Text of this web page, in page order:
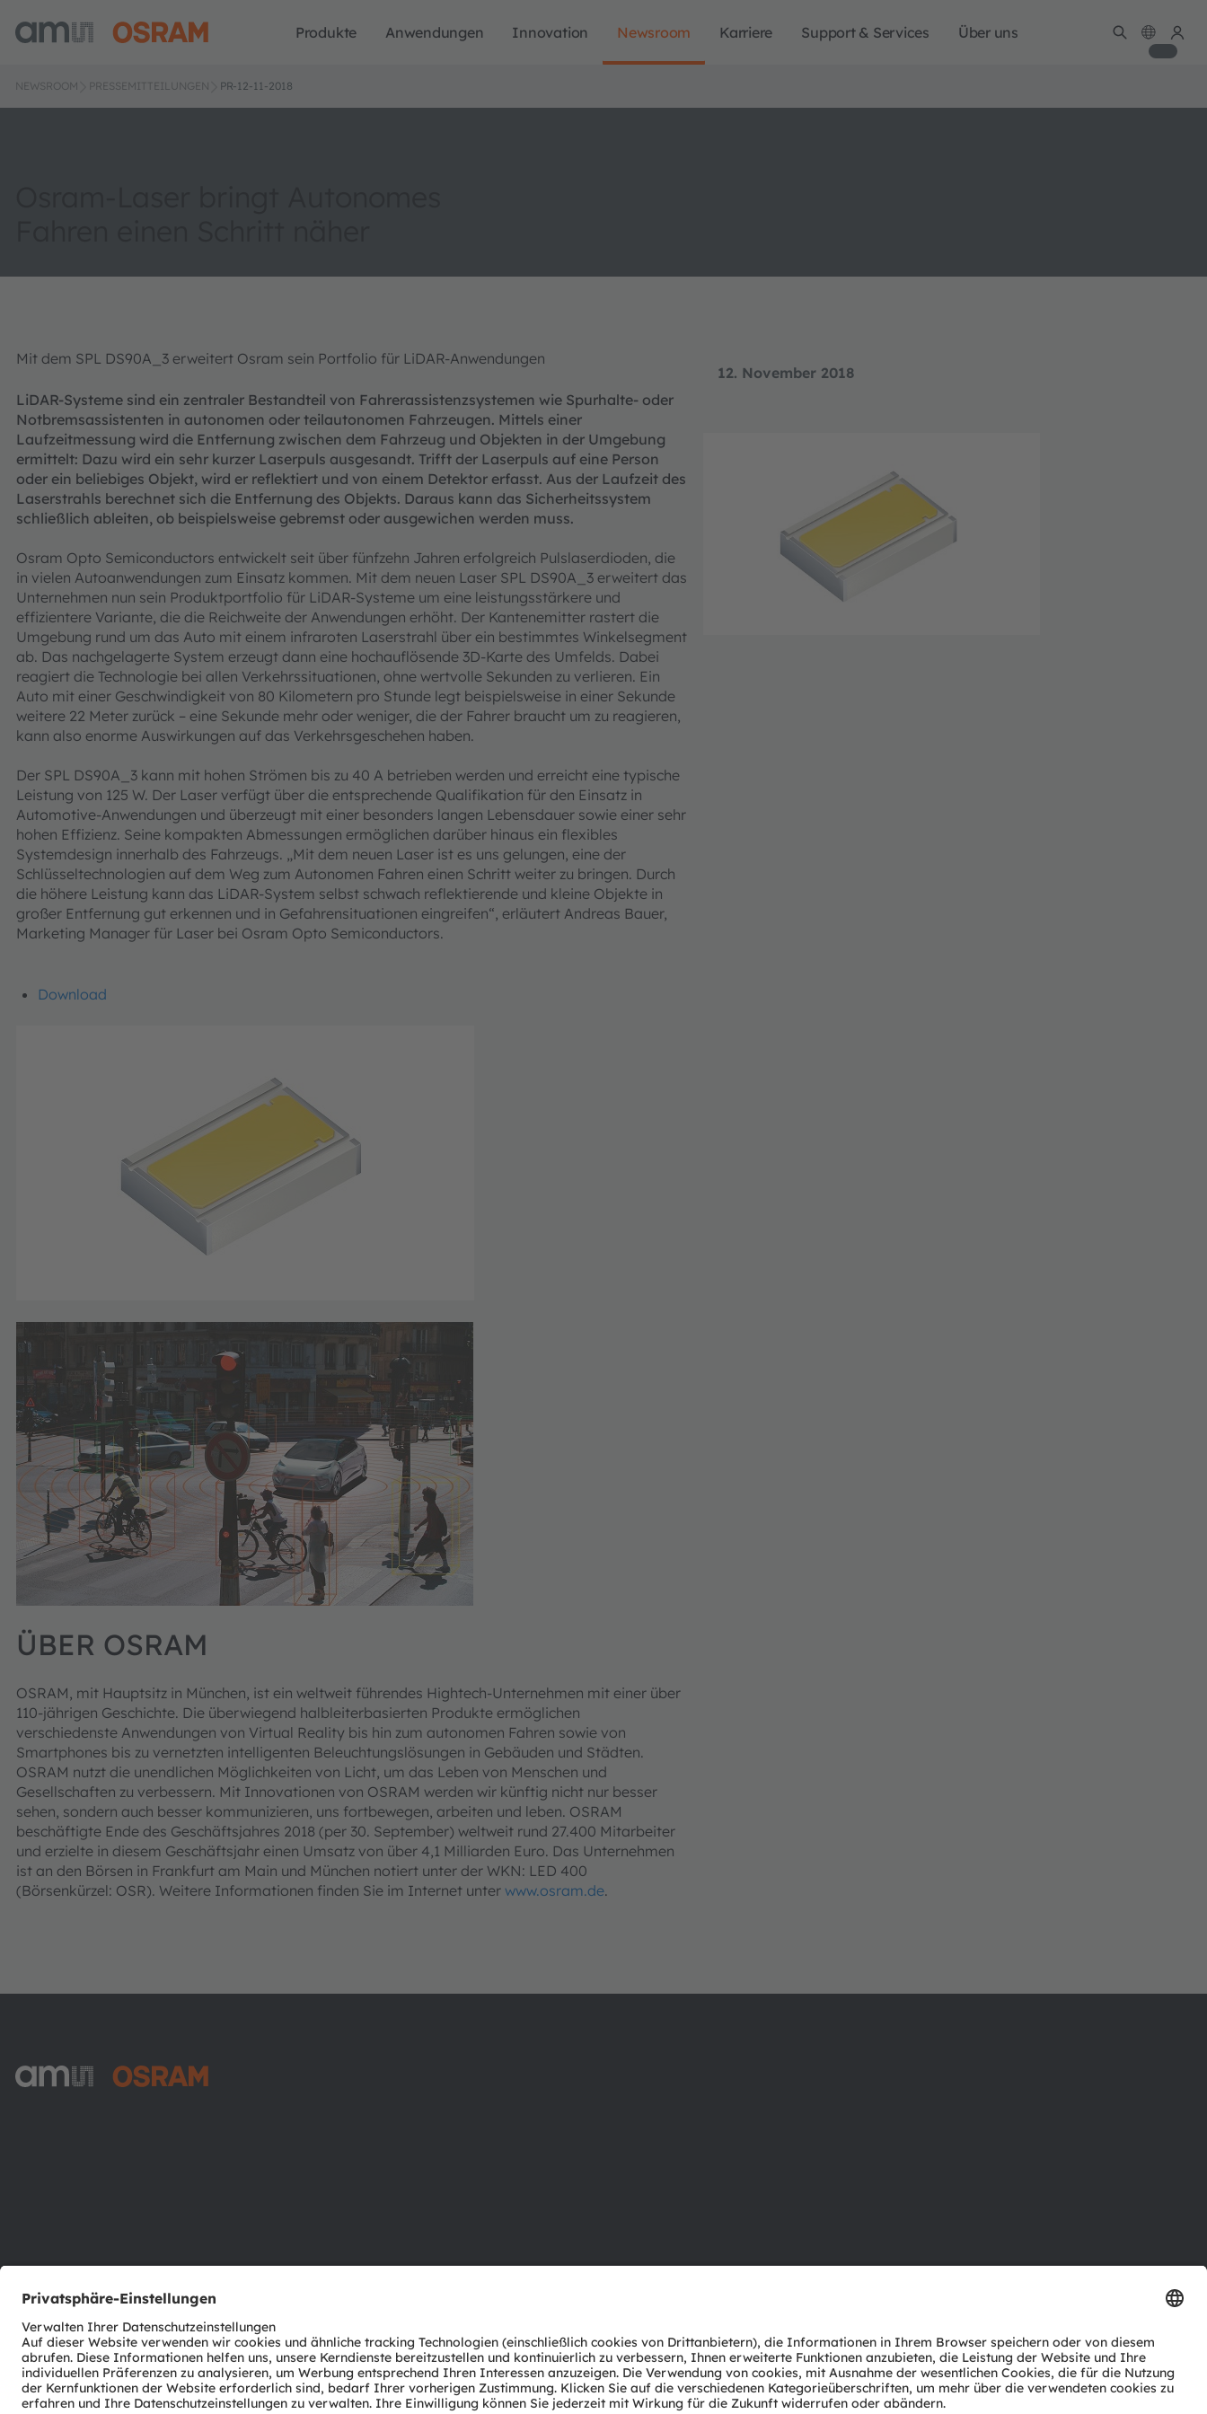
Produkte Anwendungen Innovation Newsroom Karriere Support & Services Über uns
NEWSROOM PRESSEMITTEILUNGEN PR-12-11-2018
12. November 2018
Mit dem SPL DS90A_3 erweitert Osram sein Portfolio für LiDAR-Anwendungen
LiDAR-Systeme sind ein zentraler Bestandteil von Fahrerassistenzsystemen wie Spurhalte- oder
Notbremsassistenten in autonomen oder teilautonomen Fahrzeugen. Mittels einer
Laufzeitmessung wird die Entfernung zwischen dem Fahrzeug und Objekten in der Umgebung
ermittelt: Dazu wird ein sehr kurzer Laserpuls ausgesandt. Trifft der Laserpuls auf eine Person
oder ein beliebiges Objekt, wird er reflektiert und von einem Detektor erfasst. Aus der Laufzeit des
Laserstrahls berechnet sich die Entfernung des Objekts. Daraus kann das Sicherheitssystem
schließlich ableiten, ob beispielsweise gebremst oder ausgewichen werden muss.
Osram Opto Semiconductors entwickelt seit über fünfzehn Jahren erfolgreich Pulslaserdioden, die
in vielen Autoanwendungen zum Einsatz kommen. Mit dem neuen Laser SPL DS90A_3 erweitert das
Unternehmen nun sein Produktportfolio für LiDAR-Systeme um eine leistungsstärkere und
effizientere Variante, die die Reichweite der Anwendungen erhöht. Der Kantenemitter rastert die
Umgebung rund um das Auto mit einem infraroten Laserstrahl über ein bestimmtes Winkelsegment
ab. Das nachgelagerte System erzeugt dann eine hochauflösende 3D-Karte des Umfelds. Dabei
reagiert die Technologie bei allen Verkehrssituationen, ohne wertvolle Sekunden zu verlieren. Ein
Auto mit einer Geschwindigkeit von 80 Kilometern pro Stunde legt beispielsweise in einer Sekunde
weitere 22 Meter zurück – eine Sekunde mehr oder weniger, die der Fahrer braucht um zu reagieren,
kann also enorme Auswirkungen auf das Verkehrsgeschehen haben.
Der SPL DS90A_3 kann mit hohen Strömen bis zu 40 A betrieben werden und erreicht eine typische
Leistung von 125 W. Der Laser verfügt über die entsprechende Qualifikation für den Einsatz in
Automotive-Anwendungen und überzeugt mit einer besonders langen Lebensdauer sowie einer sehr
hohen Effizienz. Seine kompakten Abmessungen ermöglichen darüber hinaus ein flexibles
Systemdesign innerhalb des Fahrzeugs. „Mit dem neuen Laser ist es uns gelungen, eine der
Schlüsseltechnologien auf dem Weg zum Autonomen Fahren einen Schritt weiter zu bringen. Durch
die höhere Leistung kann das LiDAR-System selbst schwach reflektierende und kleine Objekte in
großer Entfernung gut erkennen und in Gefahrensituationen eingreifen“, erläutert Andreas Bauer,
Marketing Manager für Laser bei Osram Opto Semiconductors.
Download
ÜBER OSRAM
OSRAM, mit Hauptsitz in München, ist ein weltweit führendes Hightech-Unternehmen mit einer über
110-jährigen Geschichte. Die überwiegend halbleiterbasierten Produkte ermöglichen
verschiedenste Anwendungen von Virtual Reality bis hin zum autonomen Fahren sowie von
Smartphones bis zu vernetzten intelligenten Beleuchtungslösungen in Gebäuden und Städten.
OSRAM nutzt die unendlichen Möglichkeiten von Licht, um das Leben von Menschen und
Gesellschaften zu verbessern. Mit Innovationen von OSRAM werden wir künftig nicht nur besser
sehen, sondern auch besser kommunizieren, uns fortbewegen, arbeiten und leben. OSRAM
beschäftigte Ende des Geschäftsjahres 2018 (per 30. September) weltweit rund 27.400 Mitarbeiter
und erzielte in diesem Geschäftsjahr einen Umsatz von über 4,1 Milliarden Euro. Das Unternehmen
ist an den Börsen in Frankfurt am Main und München notiert unter der WKN: LED 400
(Börsenkürzel: OSR). Weitere Informationen finden Sie im Internet unter www.osram.de.
Karriere
Technischer Support
© 2026 ams-OSRAM AG. All rights reserved. DatenschutzerklärungNutzungsbedingungenTerms of TradeImpressum